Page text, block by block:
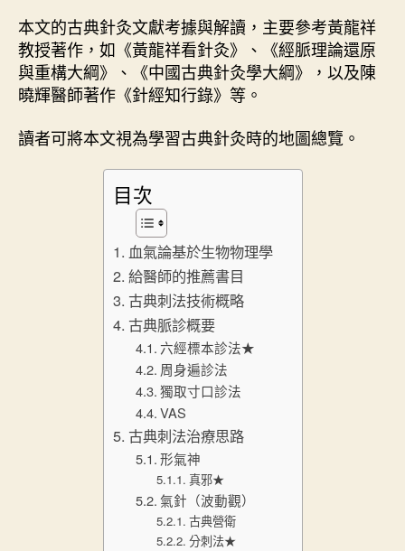
本文的古典針灸文獻考據與解讀，主要參考黃龍祥
教授著作，如《黃龍祥看針灸》、《經脈理論還原
與重構大綱》、《中國古典針灸學大綱》，以及陳
曉輝醫師著作《針經知行錄》等。
讀者可將本文視為學習古典針灸時的地圖總覽。
目次
血氣論基於生物物理學
給醫師的推薦書目
古典刺法技術概略
古典脈診概要
六經標本診法★
周身遍診法
獨取寸口診法
VAS
古典刺法治療思路
形氣神
真邪★
氣針（波動觀）
古典營衛
分刺法★